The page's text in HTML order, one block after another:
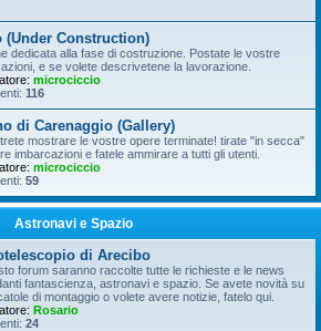
(Under Construction)
dedicata alla fase di costruzione. Postate le vostre
e se volete descrivetene la lavorazione.
microciccio
116
di Carenaggio (Gallery)
mostrare le vostre opere terminate! tirate "in secca"
imbarcazioni e fatele ammirare a tutti gli utenti.
microciccio
59
Astronavi e Spazio
di Arecibo
forum saranno raccolte tutte le richieste e le news
fantascienza, astronavi e spazio. Se avete novità su
di montaggio o volete avere notizie, fatelo qui.
Rosario
24